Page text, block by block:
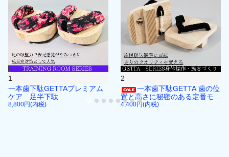
1
一本歯下駄GETTAプレミアム
ケア 足半下駄
8,800円(内税)
2
一本歯下駄GETTA 歯の位
置と高さに秘密のある定番モデ
ル
4,400円(内税)